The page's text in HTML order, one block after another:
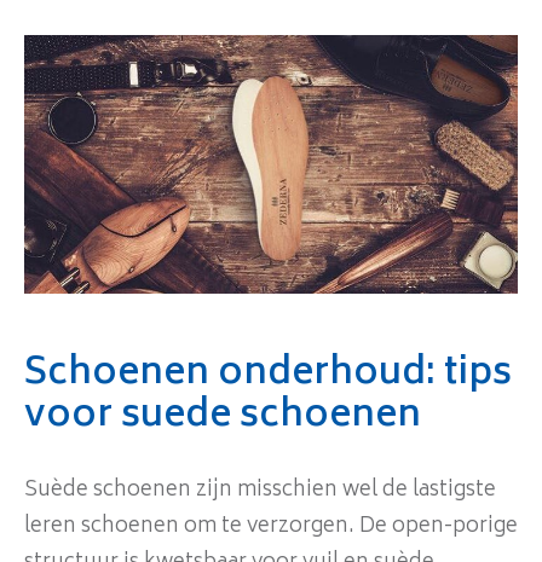
Schoenen onderhoud: tips
voor suede schoenen
Suède schoenen zijn misschien wel de lastigste
leren schoenen om te verzorgen. De open-porige